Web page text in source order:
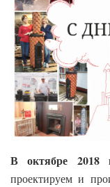
В октябре 2018
проектируем и